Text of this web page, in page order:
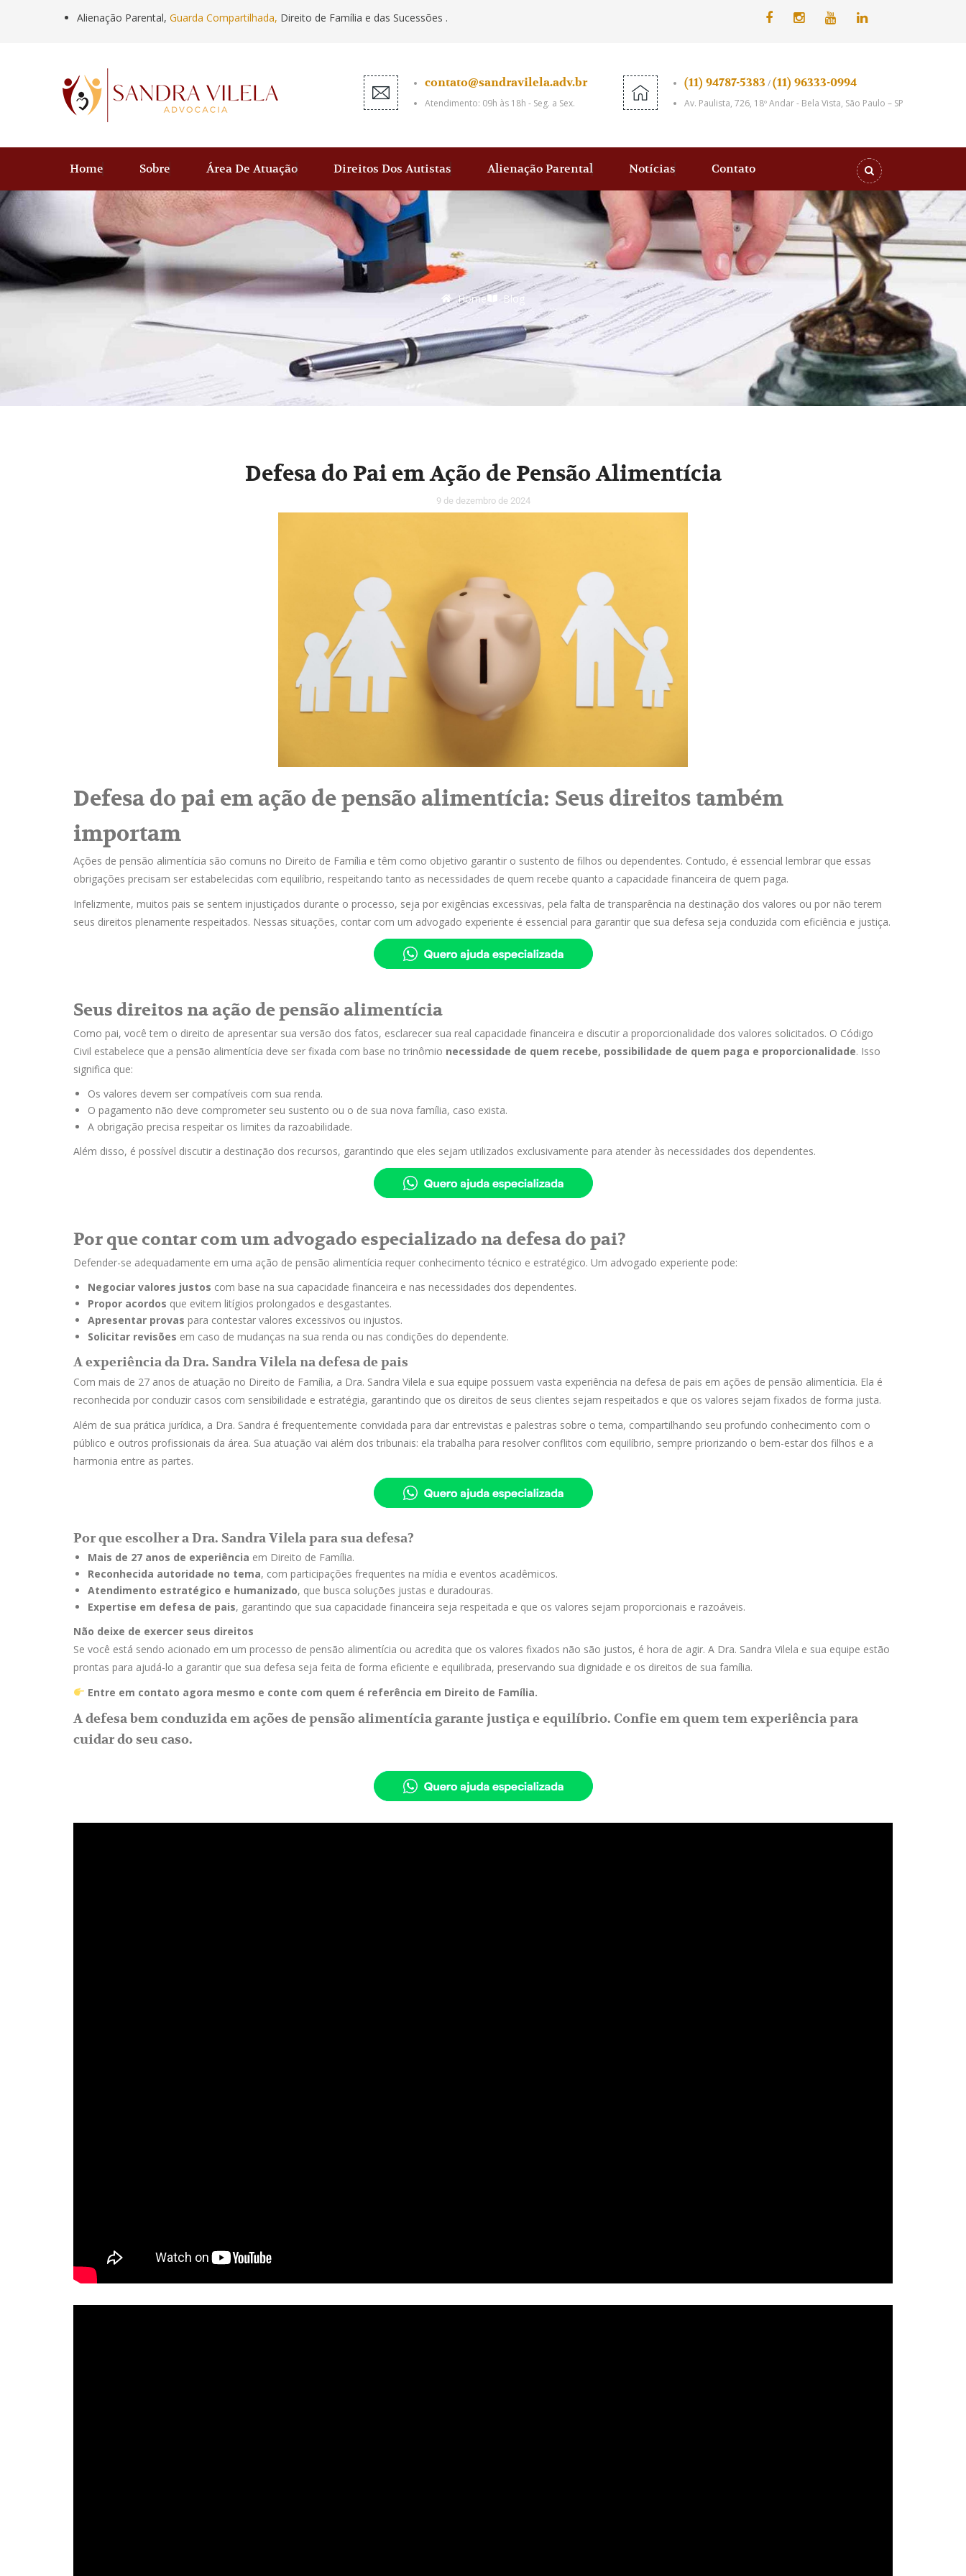
Alienação Parental, Guarda Compartilhada, Direito de Família e das Sucessões .
contato@sandravilela.adv.br
Atendimento: 09h às 18h - Seg. a Sex.
(11) 94787-5383 /(11) 96333-0994
Av. Paulista, 726, 18º Andar - Bela Vista, São Paulo – SP
Home Sobre Área De Atuação Direitos Dos Autistas Alienação Parental Notícias Contato
Home Blog
Defesa do Pai em Ação de Pensão Alimentícia
9 de dezembro de 2024
Defesa do pai em ação de pensão alimentícia: Seus direitos também
importam
Ações de pensão alimentícia são comuns no Direito de Família e têm como objetivo garantir o sustento de filhos ou dependentes. Contudo, é essencial lembrar que essas
obrigações precisam ser estabelecidas com equilíbrio, respeitando tanto as necessidades de quem recebe quanto a capacidade financeira de quem paga.
Infelizmente, muitos pais se sentem injustiçados durante o processo, seja por exigências excessivas, pela falta de transparência na destinação dos valores ou por não terem
seus direitos plenamente respeitados. Nessas situações, contar com um advogado experiente é essencial para garantir que sua defesa seja conduzida com eficiência e justiça.
Seus direitos na ação de pensão alimentícia
Como pai, você tem o direito de apresentar sua versão dos fatos, esclarecer sua real capacidade financeira e discutir a proporcionalidade dos valores solicitados. O Código
Civil estabelece que a pensão alimentícia deve ser fixada com base no trinômio necessidade de quem recebe, possibilidade de quem paga e proporcionalidade. Isso
significa que:
Os valores devem ser compatíveis com sua renda.
O pagamento não deve comprometer seu sustento ou o de sua nova família, caso exista.
A obrigação precisa respeitar os limites da razoabilidade.
Além disso, é possível discutir a destinação dos recursos, garantindo que eles sejam utilizados exclusivamente para atender às necessidades dos dependentes.
Por que contar com um advogado especializado na defesa do pai?
Defender-se adequadamente em uma ação de pensão alimentícia requer conhecimento técnico e estratégico. Um advogado experiente pode:
Negociar valores justos com base na sua capacidade financeira e nas necessidades dos dependentes.
Propor acordos que evitem litígios prolongados e desgastantes.
Apresentar provas para contestar valores excessivos ou injustos.
Solicitar revisões em caso de mudanças na sua renda ou nas condições do dependente.
A experiência da Dra. Sandra Vilela na defesa de pais
Com mais de 27 anos de atuação no Direito de Família, a Dra. Sandra Vilela e sua equipe possuem vasta experiência na defesa de pais em ações de pensão alimentícia. Ela é
reconhecida por conduzir casos com sensibilidade e estratégia, garantindo que os direitos de seus clientes sejam respeitados e que os valores sejam fixados de forma justa.
Além de sua prática jurídica, a Dra. Sandra é frequentemente convidada para dar entrevistas e palestras sobre o tema, compartilhando seu profundo conhecimento com o
público e outros profissionais da área. Sua atuação vai além dos tribunais: ela trabalha para resolver conflitos com equilíbrio, sempre priorizando o bem-estar dos filhos e a
harmonia entre as partes.
Por que escolher a Dra. Sandra Vilela para sua defesa?
Mais de 27 anos de experiência em Direito de Família.
Reconhecida autoridade no tema, com participações frequentes na mídia e eventos acadêmicos.
Atendimento estratégico e humanizado, que busca soluções justas e duradouras.
Expertise em defesa de pais, garantindo que sua capacidade financeira seja respeitada e que os valores sejam proporcionais e razoáveis.
Não deixe de exercer seus direitos
Se você está sendo acionado em um processo de pensão alimentícia ou acredita que os valores fixados não são justos, é hora de agir. A Dra. Sandra Vilela e sua equipe estão
prontas para ajudá-lo a garantir que sua defesa seja feita de forma eficiente e equilibrada, preservando sua dignidade e os direitos de sua família.
Entre em contato agora mesmo e conte com quem é referência em Direito de Família.
A defesa bem conduzida em ações de pensão alimentícia garante justiça e equilíbrio. Confie em quem tem experiência para
cuidar do seu caso.